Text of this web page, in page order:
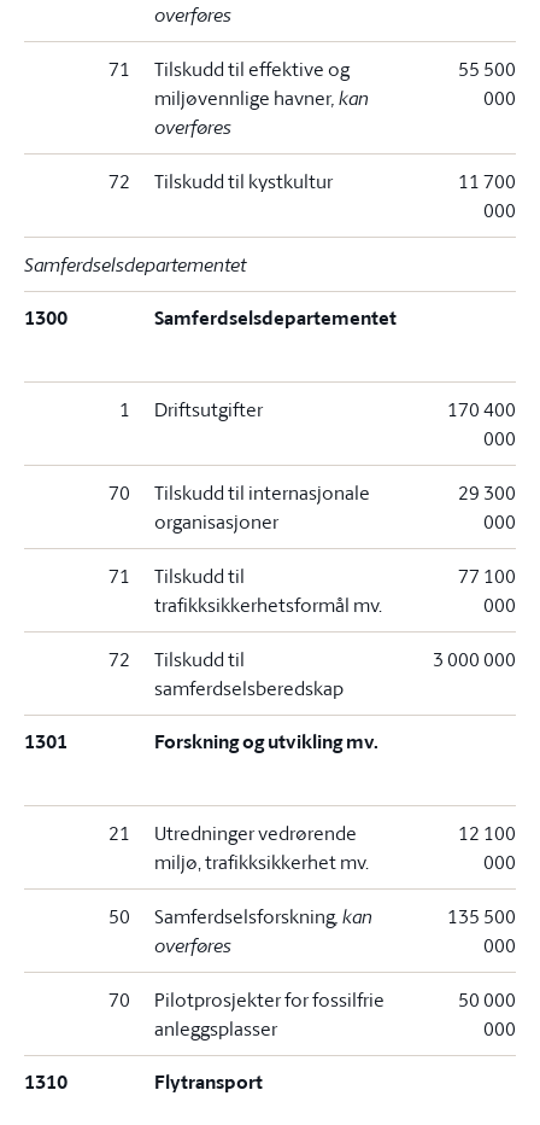
overføres
71
Tilskudd til effektive og
miljøvennlige havner, kan
overføres
55 500
000
72 Tilskudd til kystkultur
11 700
000
Samferdselsdepartementet
1300 Samferdselsdepartementet
1 Driftsutgifter
170 400
000
70
Tilskudd til internasjonale
organisasjoner
29 300
000
71
Tilskudd til
trafikksikkerhetsformål mv.
77 100
000
72
Tilskudd til
samferdselsberedskap
3 000 000
1301 Forskning og utvikling mv.
21
Utredninger vedrørende
miljø, trafikksikkerhet mv.
12 100
000
50 Samferdselsforskning, kan
overføres
135 500
000
70
Pilotprosjekter for fossilfrie
anleggsplasser
50 000
000
1310 Flytransport